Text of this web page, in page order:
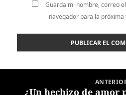
Guarda mi nombre, correo
navegador para la próxima
Entrada
¿Un hechizo de amor